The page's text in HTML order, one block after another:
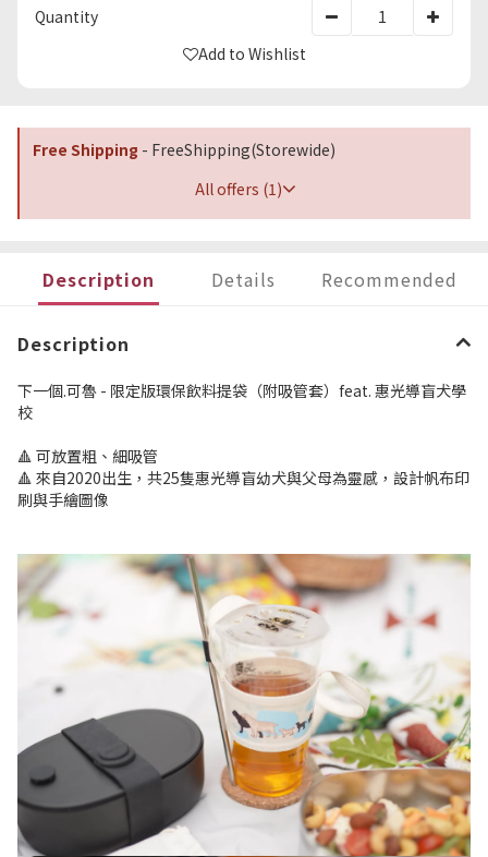
Quantity
Add to Wishlist
Free Shipping - FreeShipping(Storewide)
All offers (1)
Description Details Recommended
Description
下一個.可魯 - 限定版環保飲料提袋（附吸管套）feat. 惠光導盲犬學
校
🔺 可放置粗、細吸管
🔺 來自2020出生，共25隻惠光導盲幼犬與父母為靈感，設計帆布印
刷與手繪圖像